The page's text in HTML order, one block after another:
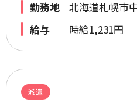
勤務地
北海道札幌市
給与
時給1,231円
派遣